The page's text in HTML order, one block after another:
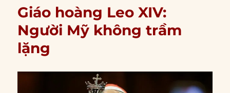
Giáo hoàng Leo XIV:
Người Mỹ không trầm
lặng